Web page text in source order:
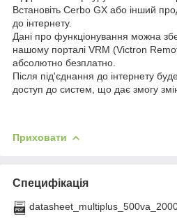
Встановіть Cerbo GX або інший
до інтернету.
Дані про функціонування можна
нашому порталі VRM (Victron
абсолютно безплатно.
Після під'єднання до інтернету
доступ до систем, що дає змогу
Приховати
Специфікація